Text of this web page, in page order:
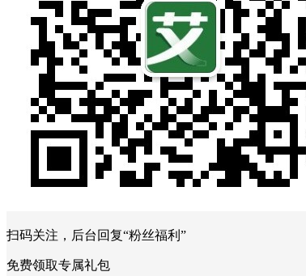
扫码关注，后台回复“粉丝福利”
免费领取专属礼包